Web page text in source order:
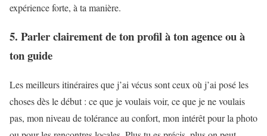
expérience forte, à ta manière.
5. Parler clairement de ton profil à ton agence ou à
ton guide
Les meilleurs itinéraires que j’ai vécus sont ceux où j’ai posé les
choses dès le début : ce que je voulais voir, ce que je ne voulais
pas, mon niveau de tolérance au confort, mon intérêt pour la photo